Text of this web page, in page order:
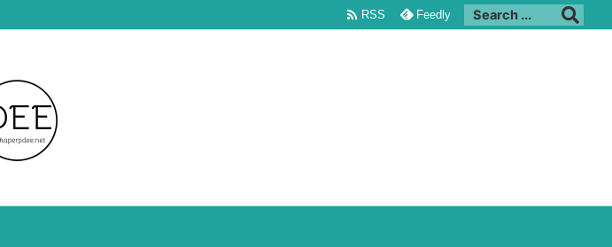
 RSS Feedly